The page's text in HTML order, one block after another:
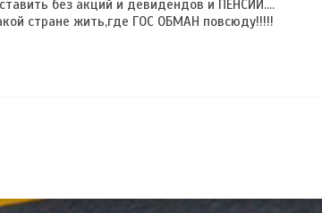
без акций и девидендов и ПЕНСИЙ....
стране жить,где ГОС ОБМАН повсюду!!!!!